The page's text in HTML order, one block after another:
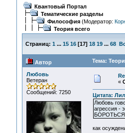
Квантовый Портал
Тематические разделы
Философия(Модератор:
Теория всего
Страниц: 1 ... 15 16[17] 18 19 ... 68
Автор Тема:
Любовь
Ветеран
Сообщений: 7250
«
Цитата:
Любовь
агрессия -
как